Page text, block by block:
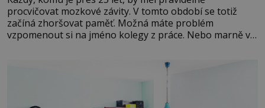
procvičovat mozkové závity. V tomto období se totiž
začíná zhoršovat paměť. Možná máte problém
vzpomenout si na jméno kolegy z práce. Nebo marně v